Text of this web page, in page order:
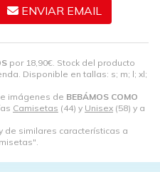
por 18,90€. Stock del producto
Disponible en tallas: s; m; l; xl;
imágenes de BEBÁMOS COMO
Camisetas (44) y Unisex (58) y a
de similares características a
ENVIAR EMAIL